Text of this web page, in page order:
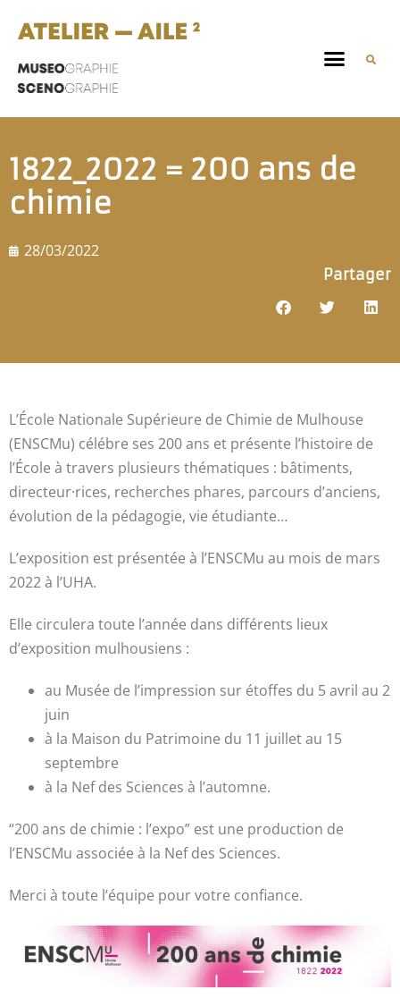
1822_2022 = 200 ans de
chimie
28/03/2022
Partager
L’École Nationale Supérieure de Chimie de Mulhouse
(ENSCMu) célébre ses 200 ans et présente l’histoire de
l’École à travers plusieurs thématiques : bâtiments,
directeur·rices, recherches phares, parcours d’anciens,
évolution de la pédagogie, vie étudiante…
L’exposition est présentée à l’ENSCMu au mois de mars
2022 à l’UHA.
Elle circulera toute l’année dans différents lieux
d’exposition mulhousiens :
au Musée de l’impression sur étoffes du 5 avril au 2
juin
à la Maison du Patrimoine du 11 juillet au 15
septembre
à la Nef des Sciences à l’automne.
“200 ans de chimie : l’expo” est une production de
l’ENSCMu associée à la Nef des Sciences.
Merci à toute l’équipe pour votre confiance.